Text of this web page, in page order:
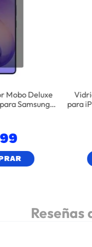
Mobo Deluxe
Samsung
para